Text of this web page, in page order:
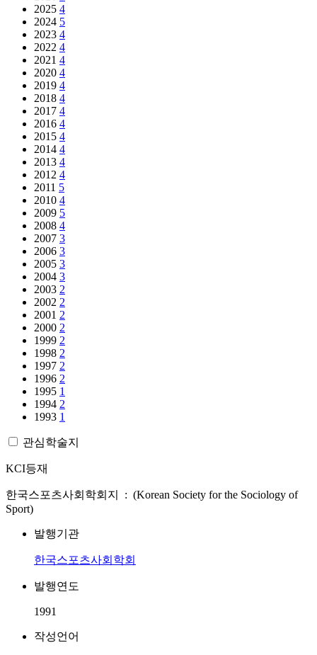
2025 4
2024 5
2023 4
2022 4
2021 4
2020 4
2019 4
2018 4
2017 4
2016 4
2015 4
2014 4
2013 4
2012 4
2011 5
2010 4
2009 5
2008 4
2007 3
2006 3
2005 3
2004 3
2003 2
2002 2
2001 2
2000 2
1999 2
1998 2
1997 2
1996 2
1995 1
1994 2
1993 1
관심학술지
KCI등재
한국스포츠사회학회지 : (Korean Society for the Sociology of
Sport)
발행기관
한국스포츠사회학회
발행연도
1991
작성언어